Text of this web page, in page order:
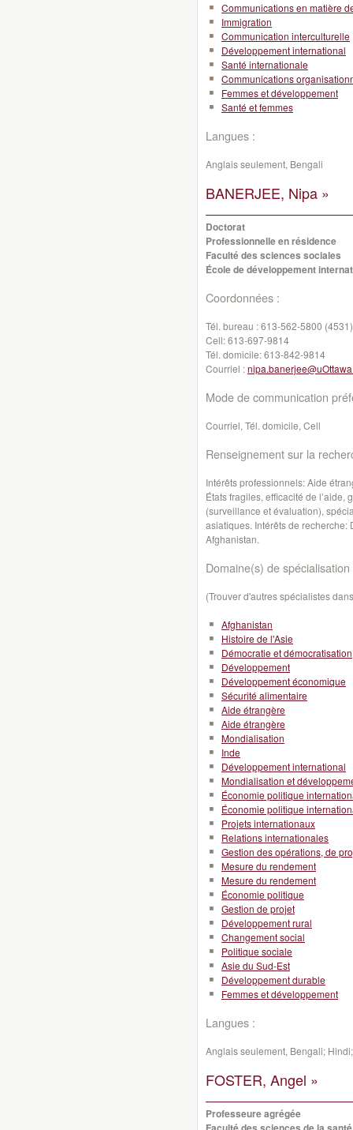
Communications en matière
Immigration
Communication interculturelle
Développement international
Santé internationale
Communications
Femmes et développement
Santé et femmes
Langues :
Anglais seulement, Bengali
BANERJEE, Nipa »
Doctorat
Professionnelle en résidence
Faculté des sciences sociales
École de développement
Coordonnées :
Tél. bureau :613-562-5800 (4531)
Cell:613-697-9814
Tél. domicile:613-842-9814
Courriel :
Mode de communication
Courriel, Tél. domicile, Cell
Renseignement sur la
Intérêts professionnels: Aide
États fragiles, efficacité de
(surveillance et évaluation),
asiatiques. Intérêts de recherche:
Afghanistan.
Domaine(s) de spécialisation
(Trouver d'autres spécialistes
Afghanistan
Histoire de l'Asie
Démocratie et démocratisation
Développement
Développement économique
Sécurité alimentaire
Aide étrangère
Aide étrangère
Mondialisation
Inde
Développement international
Mondialisation et
Économie politique
Économie politique
Projets internationaux
Relations internationales
Gestion des opérations, de
Mesure du rendement
Mesure du rendement
Économie politique
Gestion de projet
Développement rural
Changement social
Politique sociale
Asie du Sud-Est
Développement durable
Femmes et développement
Langues :
Anglais seulement, Bengali;
FOSTER, Angel »
Professeure agrégée